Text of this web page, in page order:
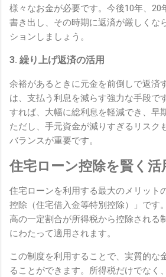
様々なお金が必要です。今後10年、20
書き出し、その時期に返済が厳しくな
ションしましょう。
3. 繰り上げ返済の活用
余裕があるときに元金を前倒しで返済
は、支払う利息を減らす強力な手段で
すれば、大幅に総利息を軽減でき、早
ただし、手元資金が減りすぎるリスク
バランスが重要です。
住宅ローン控除を賢く活
住宅ローンを利用する最大のメリット
控除（住宅借入金等特別控除）」です
高の一定割合が所得税から控除される
にわたって適用されます。
この制度を利用することで、実質的な
ることができます。所得税だけでなく